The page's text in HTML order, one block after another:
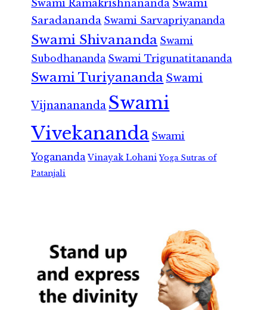
Swami Ramakrishnananda Swami
Saradananda Swami Sarvapriyananda
Swami Shivananda Swami
Subodhananda Swami Trigunatitananda
Swami Turiyananda Swami
Vijnanananda Swami
Vivekananda Swami
Yogananda Vinayak Lohani Yoga Sutras of
Patanjali